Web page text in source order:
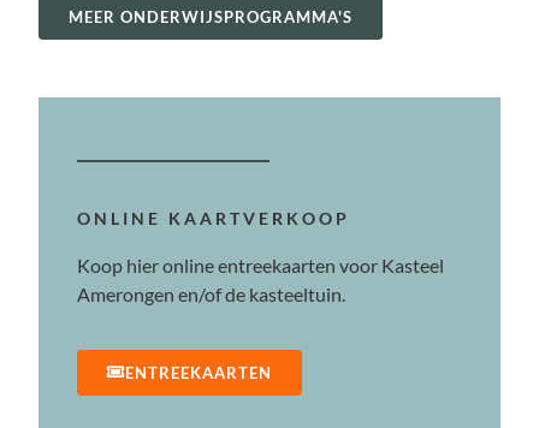
MEER ONDERWIJSPROGRAMMA'S
ONLINE KAARTVERKOOP
Koop hier online entreekaarten voor Kasteel
Amerongen en/of de kasteeltuin.
ENTREEKAARTEN